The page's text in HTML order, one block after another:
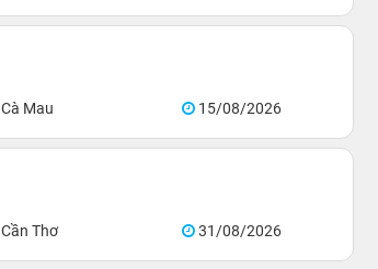
Cà Mau 15/08/2026
Cần Thơ 31/08/2026